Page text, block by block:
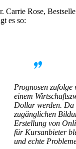
Carrie Rose,
es so:
Prognosen
einem
Dollar werden. Da
zugänglichen
Erstellung von
für Kursanbieter
und echte